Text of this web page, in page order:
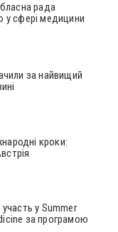
рада
сфері медицини
за найвищий
кроки:
у Summer
за програмою